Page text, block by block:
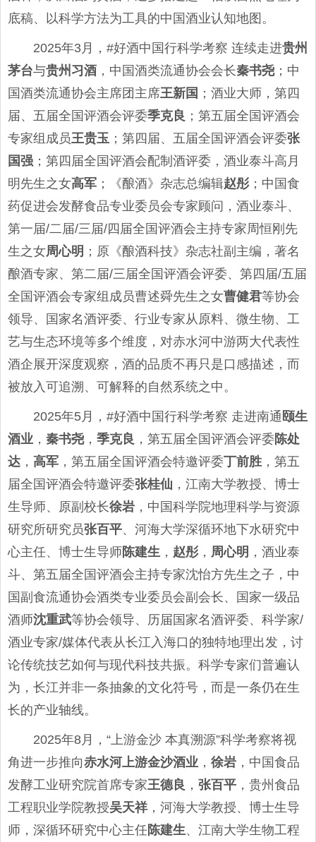
底稿、以科学方法为工具的中国酒业认知地图。
2025年3月，#好酒中国行科学考察 连续走进贵州
茅台与贵州习酒 ，中国酒类流通协会会长秦书尧；中
国酒类流通协会主席团主席王新国 ；酒业大师，第四
届、五届全国评酒会评委季克良 ；第五届全国评酒会
专家组成员王贵玉 ；第四届、五届全国评酒会评委张
国强 ；第四届全国评酒会配制酒评委，酒业泰斗高月
明先生之女高军 ；《酿酒》杂志总编辑赵彤；中国食
药促进会发酵食品专业委员会专家顾问，酒业泰斗、
第一届/二届/三届/四届全国评酒会主持专家周恒刚先
生之女周心明 ；原《酿酒科技》杂志社副主编，著名
酿酒专家、第二届/三届全国评酒会评委、第四届/五届
全国评酒会专家组成员曹述舜先生之女曹健君等协会
领导、国家名酒评委、行业专家从原料、微生物、工
艺与生态环境等多个维度，对赤水河中游两大代表性
酒企展开深度观察，酒的品质不再只是口感描述，而
被放入可追溯、可解释的自然系统之中。
2025年5月，#好酒中国行科学考察 走进南通 颐生
酒业 ， 秦书尧， 季克良 ，第五届全国评酒会评委陈处
达 ， 高军 ，第五届全国评酒会特邀评委丁前胜，第五
届全国评酒会特邀评委张桂仙 ，江南大学教授、博士
生导师、原副校长徐岩 ，中国科学院地理科学与资源
研究所研究员张百平、河海大学深循环地下水研究中
心主任、博士生导师 陈建生 ， 赵彤， 周心明 ，酒业泰
斗、第五届全国评酒会主持专家沈怡方先生之子，中
国副食流通协会酒类专业委员会副会长、国家一级品
酒师沈重武等协会领导、历届国家名酒评委、科学家/
酒业专家/媒体代表从长江入海口的独特地理出发，讨
论传统技艺如何与现代科技共振。科学专家们普遍认
为，长江并非一条抽象的文化符号，而是一条仍在生
长的产业轴线。
2025年8月，“上游金沙 本真溯源”科学考察将视
角进一步推向赤水河上游金沙酒业 ， 徐岩 ，中国食品
发酵工业研究院首席专家王德良 ， 张百平 ，贵州食品
工程职业学院教授吴天祥，河海大学教授、博士生导
师，深循环研究中心主任陈建生、江南大学生物工程